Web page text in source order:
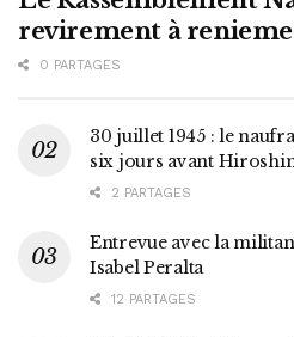
revirement à
0 PARTAGES
30 juillet 1945 : le
six jours avant
2 PARTAGES
Entrevue avec la
Isabel Peralta
12 PARTAGES